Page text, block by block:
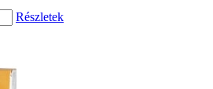
Részletek